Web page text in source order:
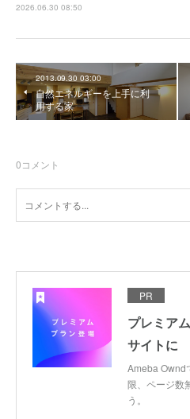
2026.06.30 08:50
2013.09.30 03:00
自然エネルギーを上手に利
用する家
0コメント
PR
プレミア
サイトに
Ameba Ownd
限、ページ数
う。